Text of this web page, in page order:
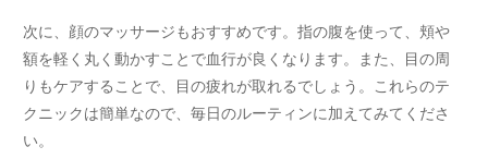
次に、顔のマッサージもおすすめです。指の腹を使って、頬や
額を軽く丸く動かすことで血行が良くなります。また、目の周
りもケアすることで、目の疲れが取れるでしょう。これらのテ
クニックは簡単なので、毎日のルーティンに加えてみてくださ
い。